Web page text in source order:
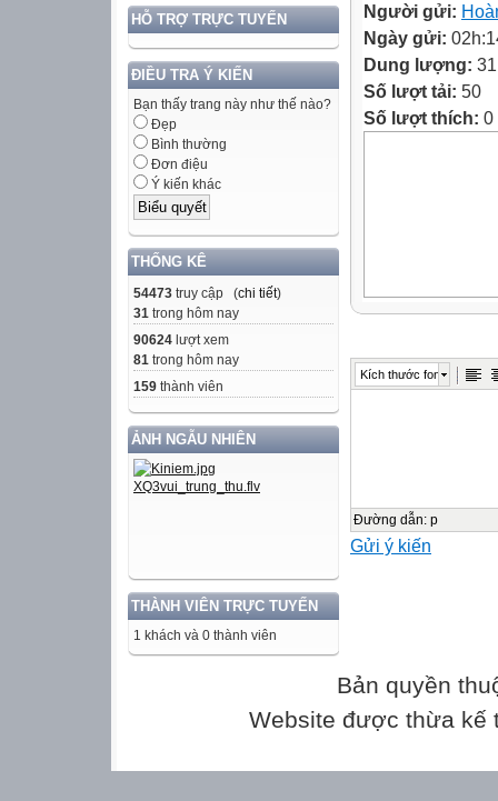
HỖ TRỢ TRỰC TUYẾN
ĐIỀU TRA Ý KIẾN
Bạn thấy trang này như thế nào?
Đẹp
Bình thường
Đơn điệu
Ý kiến khác
THỐNG KÊ
54473 truy cập (chi tiết)
31 trong hôm nay
90624 lượt xem
81 trong hôm nay
159 thành viên
ẢNH NGẪU NHIÊN
THÀNH VIÊN TRỰC TUYẾN
1 khách và 0 thành viên
Người gửi:
Ngày gửi:
Dung lượng:
Số lượt tải: 50
Số lượt thích: 0
Kích thước font
Đường dẫn: p
Gửi ý kiến
Bản quyền
Website được thừa